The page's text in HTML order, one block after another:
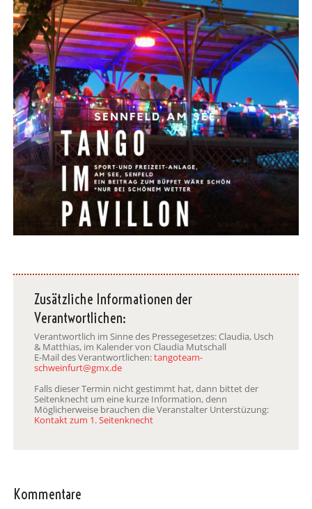
Zusätzliche Informationen der
Verantwortlichen:
Verantwortlich im Sinne des Pressegesetzes: Claudia, Usch
& Matthias, im Kalender von Claudia Mutschall
E-Mail des Verantwortlichen:tangoteam-
schweinfurt@gmx.de
Falls dieser Termin nicht gestimmt hat, dann bittet der
Seitenknecht um eine kurze Information, denn
Möglicherweise brauchen die Veranstalter Unterstüzung:
Kontakt zum 1. Seitenknecht
Kommentare